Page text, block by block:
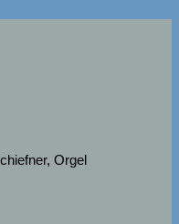
Orgel